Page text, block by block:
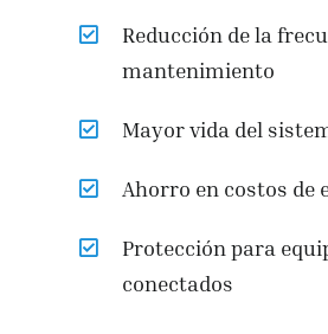
Reducción de la
mantenimiento
Mayor vida del
Ahorro en costos de
Protección para
conectados